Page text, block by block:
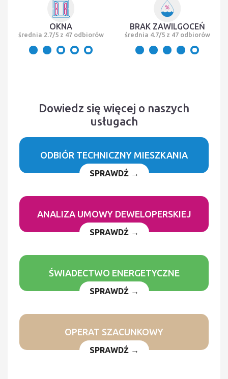
OKNA
średnia 2.7/5 z 47 odbiorów
BRAK ZAWILGOCEŃ
średnia 4.7/5 z 47 odbiorów
Dowiedz się więcej o naszych
usługach
ODBIÓR TECHNICZNY MIESZKANIA
SPRAWDŹ →
ANALIZA UMOWY DEWELOPERSKIEJ
SPRAWDŹ →
ŚWIADECTWO ENERGETYCZNE
SPRAWDŹ →
OPERAT SZACUNKOWY
SPRAWDŹ →